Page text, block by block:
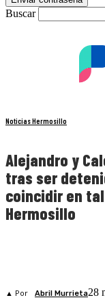
Buscar
Noticias Hermosillo
Alejandro y
tras ser
coincidir en
Hermosillo
▲ Por Abril Murrieta28